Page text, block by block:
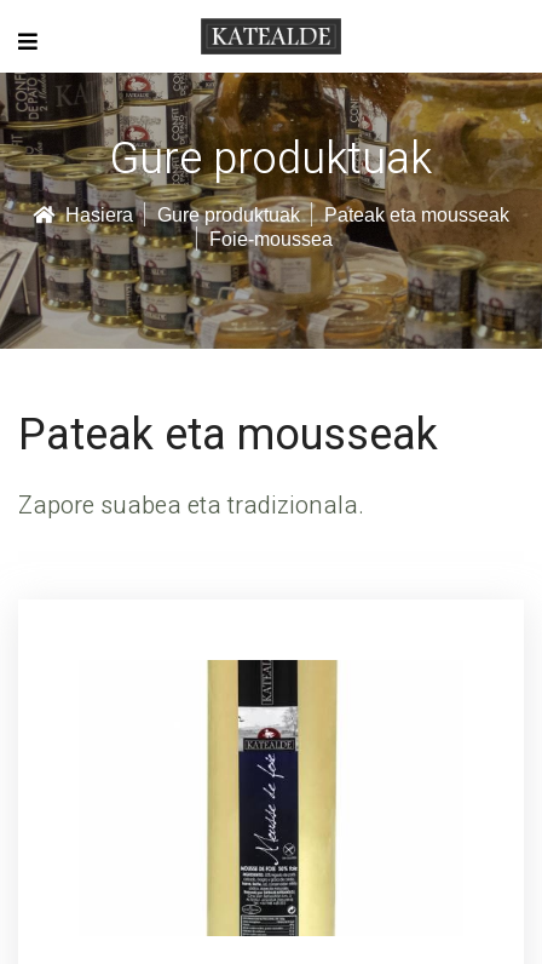
Gure produktuak
Hasiera Gure produktuak
Pateak eta mousseak
Foie-moussea
Pateak eta mousseak
Zapore suabea eta tradizionala.